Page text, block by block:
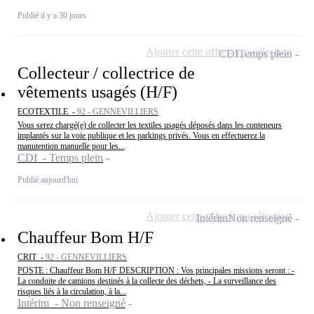
Publié il y a 30 jours
Collecteur / collectrice de
vêtements usagés (H/F)
ECOTEXTILE - 92 - GENNEVILLIERS
Vous serez chargé(e) de collecter les textiles usagés déposés dans les conteneurs
implantés sur la voie publique et les parkings privés. Vous en effectuerez la
manutention manuelle pour les...
CDI - Temps plein
Publié aujourd'hui
CDITemps plein
Ajouter cette offre à ma sélection
Chauffeur Bom H/F
CRIT - 92 - GENNEVILLIERS
POSTE : Chauffeur Bom H/F DESCRIPTION : Vos principales missions seront : -
La conduite de camions destinés à la collecte des déchets, - La surveillance des
risques liés à la circulation, à la...
Intérim - Non renseigné
IntérimNon renseigné
Ajouter cette offre à ma sélection